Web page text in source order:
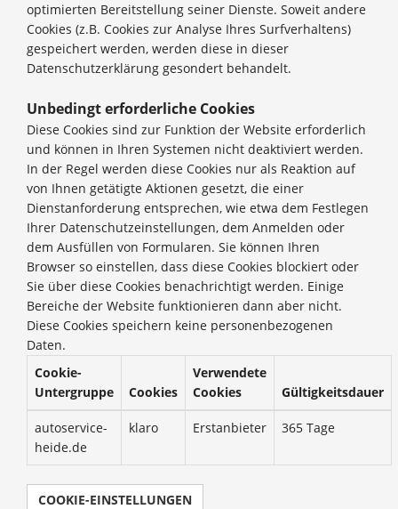
optimierten Bereitstellung seiner Dienste. Soweit andere
Cookies (z.B. Cookies zur Analyse Ihres Surfverhaltens)
gespeichert werden, werden diese in dieser
Datenschutzerklärung gesondert behandelt.
Unbedingt erforderliche Cookies
Diese Cookies sind zur Funktion der Website erforderlich
und können in Ihren Systemen nicht deaktiviert werden.
In der Regel werden diese Cookies nur als Reaktion auf
von Ihnen getätigte Aktionen gesetzt, die einer
Dienstanforderung entsprechen, wie etwa dem Festlegen
Ihrer Datenschutzeinstellungen, dem Anmelden oder
dem Ausfüllen von Formularen. Sie können Ihren
Browser so einstellen, dass diese Cookies blockiert oder
Sie über diese Cookies benachrichtigt werden. Einige
Bereiche der Website funktionieren dann aber nicht.
Diese Cookies speichern keine personenbezogenen
Daten.
Cookie-
Untergruppe
Cookies
Verwendete
Cookies
Gültigkeitsdauer
autoservice-
heide.de
klaro Erstanbieter 365 Tage
COOKIE-EINSTELLUNGEN